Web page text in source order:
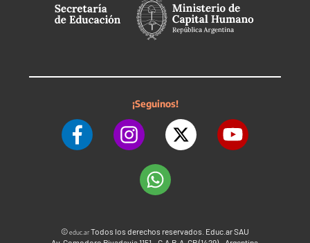
¡Seguinos!
©educ.arTodos los derechos reservados. Educ.ar SAU